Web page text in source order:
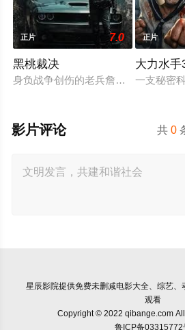
正片 7.0
黑桃裁决
身负战争创伤的老兵詹姆斯·毕肖普
正片
大力水手
一支秘密
共0
影片评论
星辰影院提供免费未删减电影大全、综艺
观看
Copyright © 2022 qibange.com
鲁ICP备03315772